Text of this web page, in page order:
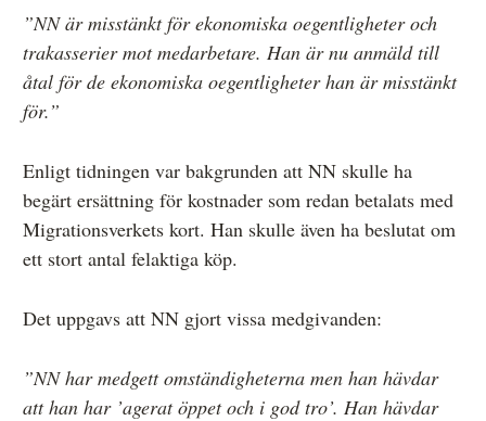
”NN är misstänkt för ekonomiska oegentligheter och
trakasserier mot medarbetare. Han är nu anmäld till
åtal för de ekonomiska oegentligheter han är misstänkt
för.”
Enligt tidningen var bakgrunden att NN skulle ha
begärt ersättning för kostnader som redan betalats med
Migrationsverkets kort. Han skulle även ha beslutat om
ett stort antal felaktiga köp.
Det uppgavs att NN gjort vissa medgivanden:
”NN har medgett omständigheterna men han hävdar
att han har ’agerat öppet och i god tro’. Han hävdar